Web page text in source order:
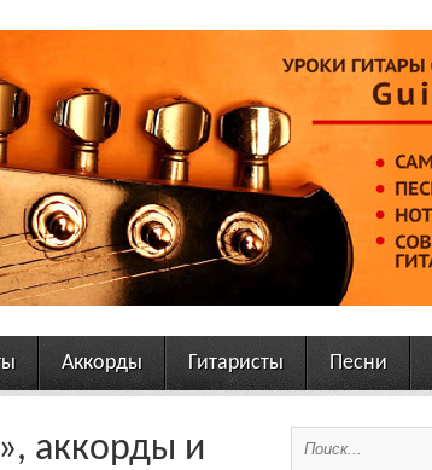
Аккорды Гитаристы Песни
аккорды и